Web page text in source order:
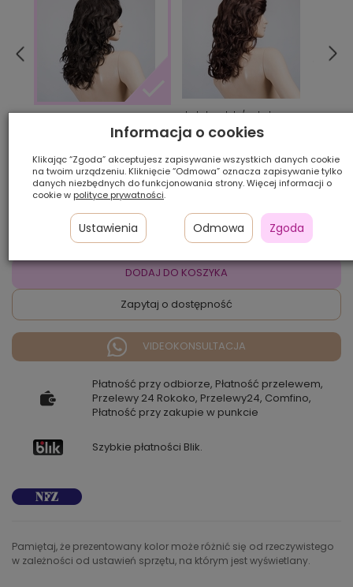
darkchocolate/rooted
Ilość szt.:
1 450,00 zł
DODAJ DO KOSZYKA
Zapytaj o dostępność
VIDEOKONSULTACJA
Płatność przy odbiorze, Płatność przelewem,
Przelewy 24 Rokoko, Przelewy24, Comfino,
Płatność przy zakupie w punkcie
Szybkie płatności Blik.
Pamiętaj, że prezentowany kolor może różnić się od rzeczywistego
w zależności od ustawień sprzętu, na którym jest wyświetlany.
Informacja o cookies
Klikając “Zgoda” akceptujesz zapisywanie wszystkich danych cookie
na twoim urządzeniu. Kliknięcie “Odmowa” oznacza zapisywanie tylko
danych niezbędnych do funkcjonowania strony. Więcej informacji o
cookie w polityce prywatności.
Ustawienia Odmowa Zgoda